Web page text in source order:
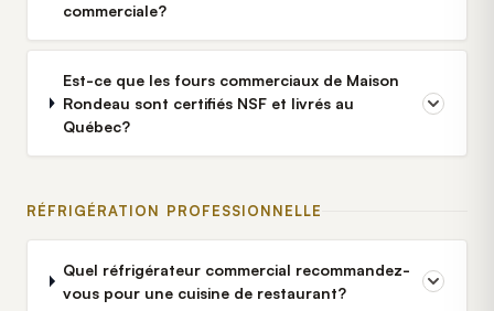
commerciale?
Est-ce que les fours commerciaux de Maison
Rondeau sont certifiés NSF et livrés au
Québec?
RÉFRIGÉRATION PROFESSIONNELLE
Quel réfrigérateur commercial recommandez-
vous pour une cuisine de restaurant?